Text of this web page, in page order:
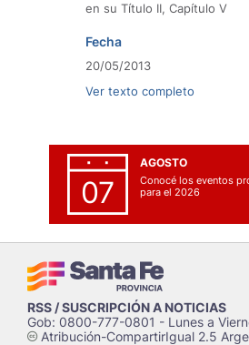
en su Título II, Capítulo V
Fecha
20/05/2013
Ver texto completo
07
AGOSTO
Conocé los eventos
para el 2026
RSS / SUSCRIPCIÓN A NOTICIAS
Gob: 0800-777-0801 - Lunes a
cAtribución-CompartirIgual 2.5